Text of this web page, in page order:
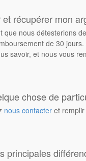
récupérer mon
que nous détesterions
de 30
savoir, et nous vous
chose de
nous contacter et
principales